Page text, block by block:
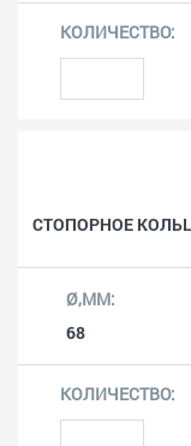
СТОПОРНОЕ
68